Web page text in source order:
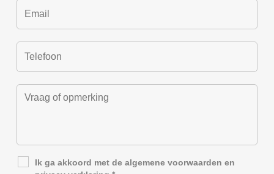
Ik ga akkoord met dealgemene voorwaarden en